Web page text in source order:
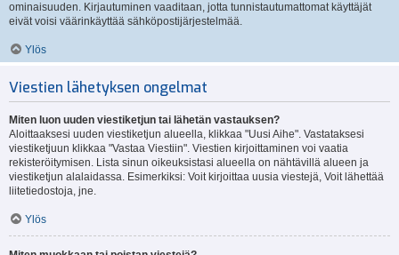
ominaisuuden. Kirjautuminen vaaditaan, jotta tunnistautumattomat käyttäjät
eivät voisi väärinkäyttää sähköpostijärjestelmää.
Ylös
Viestien lähetyksen ongelmat
Miten luon uuden viestiketjun tai lähetän vastauksen?
Aloittaaksesi uuden viestiketjun alueella, klikkaa "Uusi Aihe". Vastataksesi
viestiketjuun klikkaa "Vastaa Viestiin". Viestien kirjoittaminen voi vaatia
rekisteröitymisen. Lista sinun oikeuksistasi alueella on nähtävillä alueen ja
viestiketjun alalaidassa. Esimerkiksi: Voit kirjoittaa uusia viestejä, Voit lähettää
liitetiedostoja, jne.
Ylös